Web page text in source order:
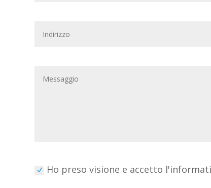
Ho preso visione e accetto